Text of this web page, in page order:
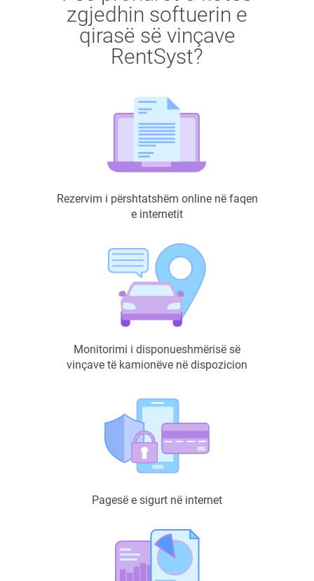
zgjedhin softuerin e
qirasë së vinçave
RentSyst?
Rezervim i përshtatshëm online në faqen
e internetit
Monitorimi i disponueshmërisë së
vinçave të kamionëve në dispozicion
Pagesë e sigurt në internet